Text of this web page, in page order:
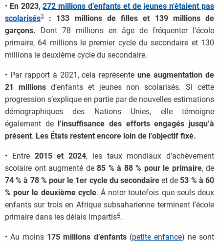
• En 2023,272 millions d’enfants et de jeunes n’étaient pas
scolarisés3
: 133 millions de filles et 139 millions de
garçons. Dont 78 millions en âge de fréquenter l’école
primaire, 64 millions le premier cycle du secondaire et 130
millions le deuxième cycle du secondaire.
• Par rapport à 2021, cela représenteune augmentation de
21 millionsd’enfants et jeunes non scolarisés. Si cette
progression s’explique en partie par de nouvelles estimations
démographiques des Nations Unies, elle témoigne
également de
l’insuffisance des efforts engagés jusqu’à
présent. Les États restent encore loin de l’objectif fixé.
• Entre 2015 et 2024, les taux mondiaux d’achèvement
scolaire ont augmenté de 85 % à 88 % pour le primaire, de
74 % à 78 % pour le 1er cycle du secondaireet de 53 % à 60
% pour le deuxième cycle. À noter toutefois que seuls deux
enfants sur trois en Afrique subsaharienne terminent l’école
primaire dans les délais impartis4.
• Au moins 175 millions d’enfants(petite enfance) ne sont